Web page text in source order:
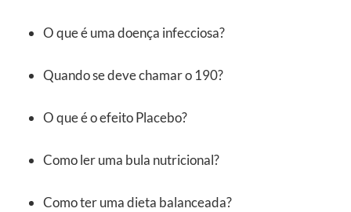
O que é uma doença infecciosa?
Quando se deve chamar o 190?
O que é o efeito Placebo?
Como ler uma bula nutricional?
Como ter uma dieta balanceada?